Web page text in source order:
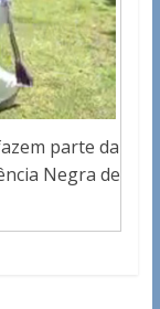
parte da
Negra de